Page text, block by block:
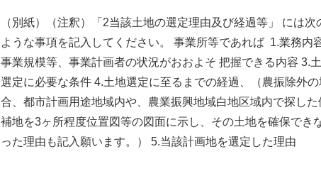
（別紙）（注釈）「2当該土地の選定理由及び経過等」 には次
ような事項を記入してください。 事業所等であれば 1.業務内
事業規模等、事業計画者の状況がおおよそ 把握できる内容 3.
選定に必要な条件 4.土地選定に至るまでの経過、（農振除外の
合、都市計画用途地域内や、農業振興地域白地区域内で探した
補地を3ヶ所程度位置図等の図面に示し、その土地を確保でき
った理由も記入願います。） 5.当該計画地を選定した理由